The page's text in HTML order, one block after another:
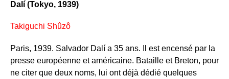
Dalí (Tokyo, 1939)
Takiguchi Shûzô
Paris, 1939. Salvador Dalí a 35 ans. Il est encensé par la
presse européenne et américaine. Bataille et Breton, pour
ne citer que deux noms, lui ont déjà dédié quelques